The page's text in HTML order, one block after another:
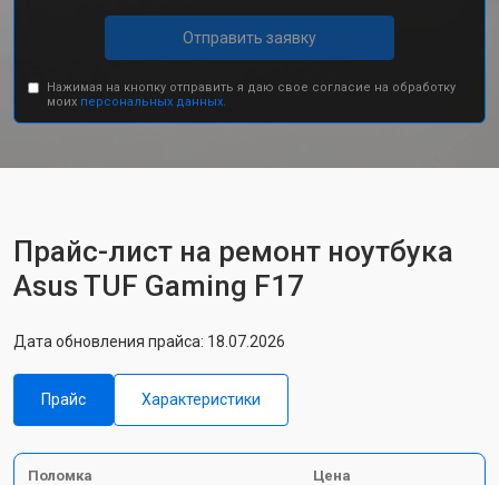
Отправить заявку
Нажимая на кнопку отправить я даю свое согласие на обработку
моих персональных данных.
Прайс-лист на ремонт ноутбука
Asus TUF Gaming F17
Дата обновления прайса: 18.07.2026
Прайс Характеристики
Поломка Цена